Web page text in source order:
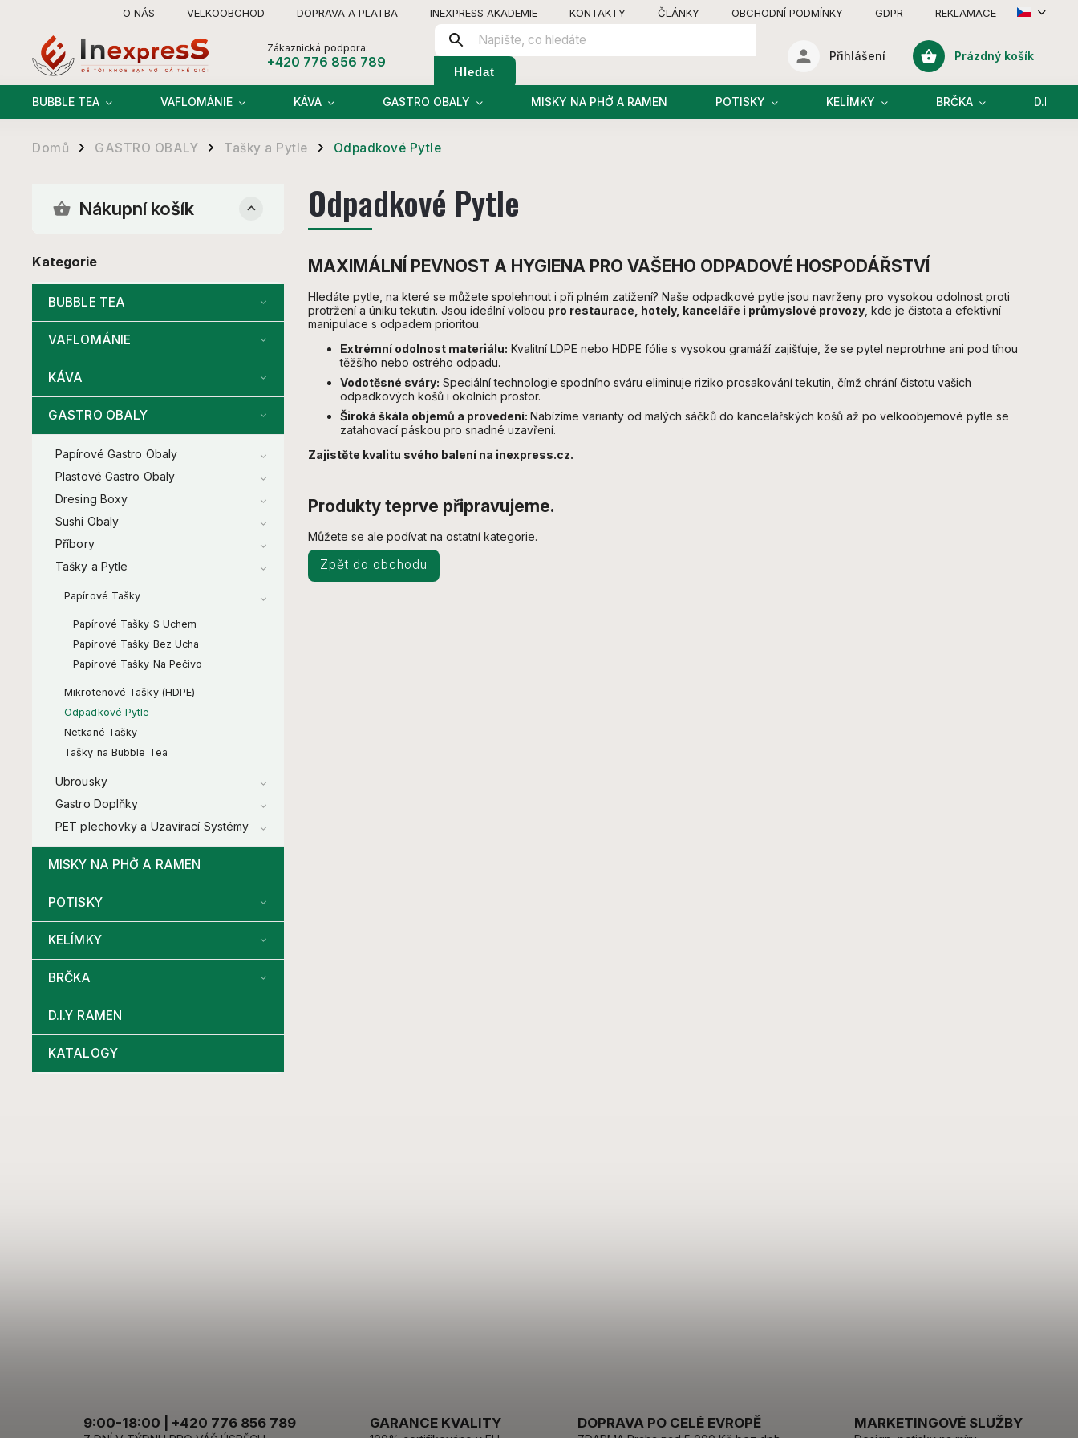
O NÁS VELKOOBCHOD DOPRAVA A PLATBA INEXPRESS AKADEMIE KONTAKTY ČLÁNKY OBCHODNÍ PODMÍNKY GDPR REKLAMACE
Zákaznická podpora:
+420 776 856 789
Hledat
Nákupní
Prázdný košík
Přihlášení
BUBBLE TEA VAFLOMÁNIE KÁVA GASTRO OBALY MISKY NA PHỞ A RAMEN POTISKY KELÍMKY BRČKA D.I.Y
Domů / GASTRO OBALY / Tašky a Pytle / Odpadkové Pytle
Nákupní košík
Kategorie
BUBBLE TEA
VAFLOMÁNIE
KÁVA
GASTRO OBALY
Papírové Gastro Obaly
Plastové Gastro Obaly
Dresing Boxy
Sushi Obaly
Příbory
Tašky a Pytle
Papírové Tašky
Papírové Tašky S Uchem
Papírové Tašky Bez Ucha
Papírové Tašky Na Pečivo
Mikrotenové Tašky (HDPE)
Odpadkové Pytle
Netkané Tašky
Tašky na Bubble Tea
Ubrousky
Gastro Doplňky
PET plechovky a Uzavírací Systémy
MISKY NA PHỞ A RAMEN
POTISKY
KELÍMKY
BRČKA
D.I.Y RAMEN
KATALOGY
Odpadkové Pytle
MAXIMÁLNÍ PEVNOST A HYGIENA PRO VAŠEHO ODPADOVÉ HOSPODÁŘSTVÍ
Hledáte pytle, na které se můžete spolehnout i při plném zatížení? Naše odpadkové pytle jsou navrženy pro vysokou odolnost proti
protržení a úniku tekutin. Jsou ideální volbou pro restaurace, hotely, kanceláře i průmyslové provozy, kde je čistota a efektivní
manipulace s odpadem prioritou.
Extrémní odolnost materiálu: Kvalitní LDPE nebo HDPE fólie s vysokou gramáží zajišťuje, že se pytel neprotrhne ani pod tíhou
těžšího nebo ostrého odpadu.
Vodotěsné sváry: Speciální technologie spodního sváru eliminuje riziko prosakování tekutin, čímž chrání čistotu vašich
odpadkových košů i okolních prostor.
Široká škála objemů a provedení: Nabízíme varianty od malých sáčků do kancelářských košů až po velkoobjemové pytle se
zatahovací páskou pro snadné uzavření.
Zajistěte kvalitu svého balení na inexpress.cz.
Produkty teprve připravujeme.
Můžete se ale podívat na ostatní kategorie.
Zpět do obchodu
9:00-18:00 | +420 776 856 789 GARANCE KVALITY DOPRAVA PO CELÉ EVROPĚ MARKETINGOVÉ SLUŽBY